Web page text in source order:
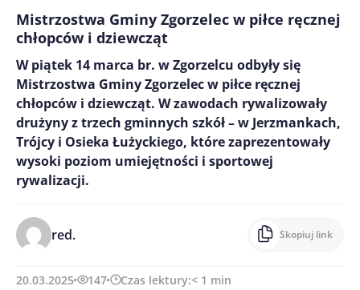
Mistrzostwa Gminy Zgorzelec w piłce ręcznej
chłopców i dziewcząt
W piątek 14 marca br. w Zgorzelcu odbyły się
Mistrzostwa Gminy Zgorzelec w piłce ręcznej
chłopców i dziewcząt. W zawodach rywalizowały
drużyny z trzech gminnych szkół – w Jerzmankach,
Trójcy i Osieka Łużyckiego, które zaprezentowały
wysoki poziom umiejętności i sportowej
rywalizacji.
red. Skopiuj link
20.03.2025 147 Czas lektury:< 1 min